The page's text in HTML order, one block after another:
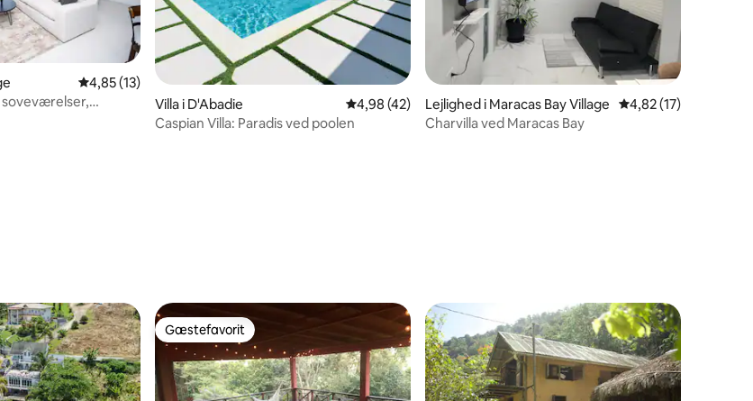
6 omtaler
4,85 ud af 5 i gennemsnitlig bedømmelse, 13 omtaler
4,85 (13)
soveværelser,
Villa i D'Abadie 4,98 ud af 5 i gennemsnitlig bedømmelse, 42 omtaler
4,98 (42)
Caspian Villa: Paradis ved poolen
Lejlighed i Maracas Bay Village 4,82 ud af 5 i
4,82 (17)
Charvilla ved Maracas Bay
Gæstefavorit
Gæstefavorit